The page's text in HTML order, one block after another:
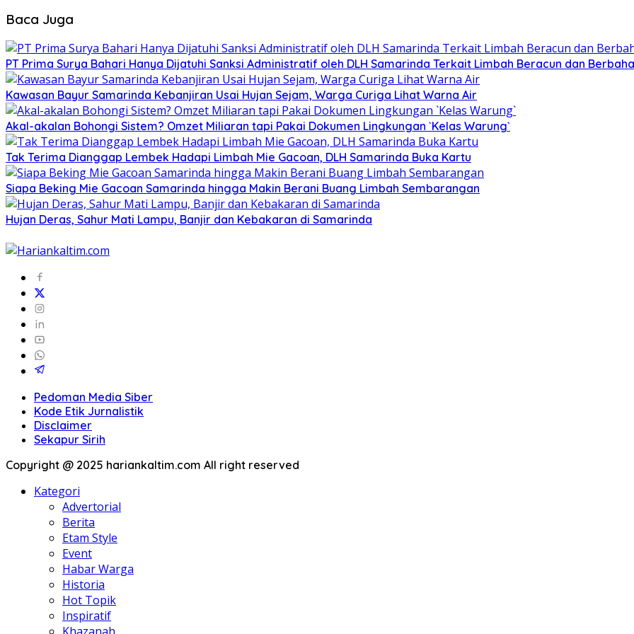
Baca Juga
PT Prima Surya Bahari Hanya Dijatuhi Sanksi Administratif oleh DLH Samarinda Terkait Limbah Beracun dan
Kawasan Bayur Samarinda Kebanjiran Usai Hujan Sejam, Warga Curiga Lihat Warna Air
Akal-akalan Bohongi Sistem? Omzet Miliaran tapi Pakai Dokumen Lingkungan `Kelas Warung`
Tak Terima Dianggap Lembek Hadapi Limbah Mie Gacoan, DLH Samarinda Buka Kartu
Siapa Beking Mie Gacoan Samarinda hingga Makin Berani Buang Limbah Sembarangan
Hujan Deras, Sahur Mati Lampu, Banjir dan Kebakaran di Samarinda
Pedoman Media Siber
Kode Etik Jurnalistik
Disclaimer
Sekapur Sirih
Copyright @ 2025 hariankaltim.com All right reserved
Kategori
Advertorial
Berita
Etam Style
Event
Habar Warga
Historia
Hot Topik
Inspiratif